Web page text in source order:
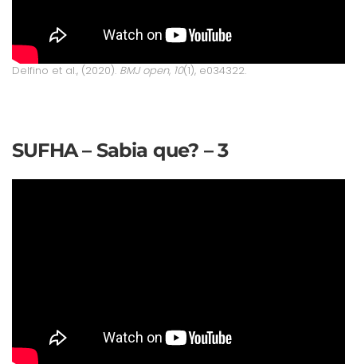
Delfino et al., (2020). BMJ open, 10(1), e034322.
SUFHA – Sabia que? – 3